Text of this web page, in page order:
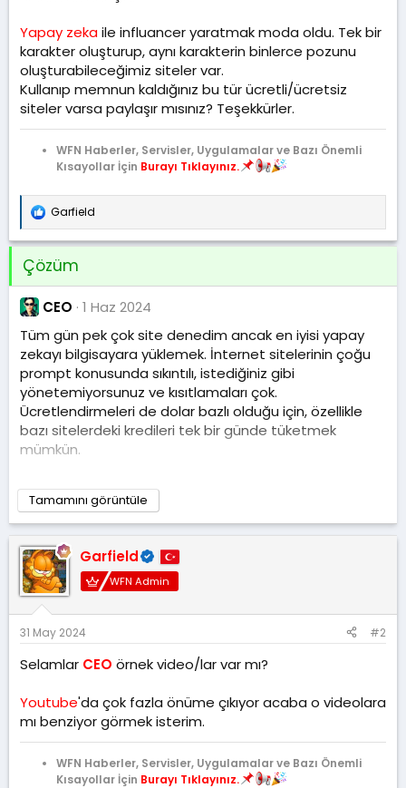
a
n
i
h
i
Yapay zekaile influancer yaratmak moda oldu. Tek bir
karakter oluşturup, aynı karakterin binlerce pozunu
oluşturabileceğimiz siteler var.
Kullanıp memnun kaldığınız bu tür ücretli/ücretsiz
siteler varsa paylaşır mısınız? Teşekkürler.
WFN Haberler, Servisler, Uygulamalar ve Bazı Önemli
Kısayollar İçin Burayı Tıklayınız.
T
e
p
k
i
l
e
r
:
Garfield
Çözüm
CEO 1 Haz 2024
Tüm gün pek çok site denedim ancak en iyisi yapay
zekayı bilgisayara yüklemek. İnternet sitelerinin çoğu
prompt konusunda sıkıntılı, istediğiniz gibi
yönetemiyorsunuz ve kısıtlamaları çok.
Ücretlendirmeleri de dolar bazlı olduğu için, özellikle
bazı sitelerdeki kredileri tek bir günde tüketmek
mümkün.
Şimdilik GitHub'daki Fooocus kütüphanesini
kullanıyorum, gayet başarılı. Yüzlerce farklı model var
ancak Realistic mod kullanıyorum. Bu fotoğraflar için
gerçeğe yakın demek çok zor, tamamen gerçek
üretim yapıyor. Tek problem arka planlar. Arka planları
da montajla çözebilirsek harika sonuçlar çıkıyor.
GitHub - lllyasviel/Fooocus: Focus on prompting and generating
Focus on prompting and generating. Contribute to
lllyasviel/Fooocus development by creating an
github.com
Pinokio
1-click launch any open-source app.
pinokio.computer
Tamamını görüntüle
Garfield
WFN Admin
31 May 2024 #2
Selamlar CEO örnek video/lar var mı?
Youtube'da çok fazla önüme çıkıyor acaba o videolara
mı benziyor görmek isterim.
WFN Haberler, Servisler, Uygulamalar ve Bazı Önemli
Kısayollar İçin Burayı Tıklayınız.